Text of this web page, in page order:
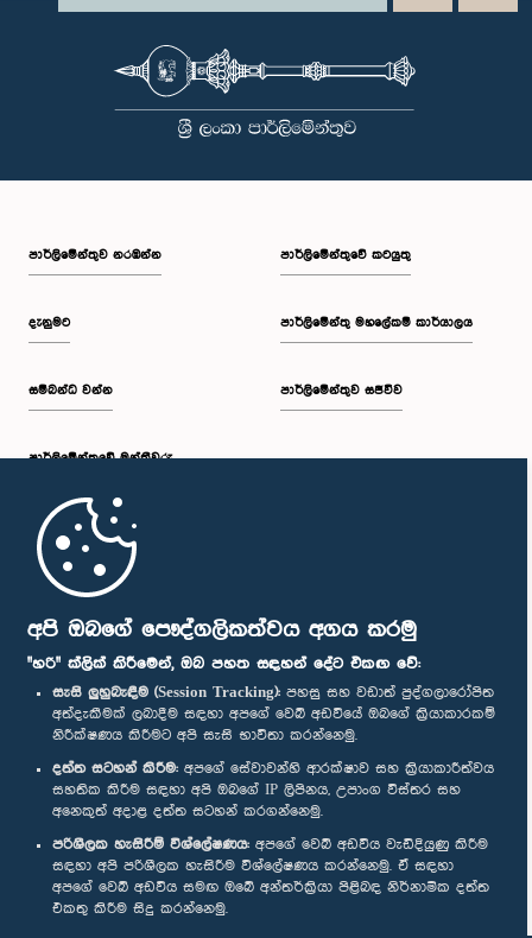
අපි ඔබගේ පෞද්ගලිකත්වය අගය කරමු
"හරි" ක්ලික් කිරීමෙන්, ඔබ පහත සඳහන් දේට එකඟ වේ:
සැසි ලුහුබැඳීම (Session Tracking): පහසු සහ වඩාත් පුද්ගලාරෝපිත
අත්දැකීමක් ලබාදීම සඳහා අපගේ වෙබ් අඩවියේ ඔබගේ ක්‍රියාකාරකම්
නිරීක්ෂණය කිරීමට අපි සැසි භාවිතා කරන්නෙමු.
දත්ත සටහන් කිරීම: අපගේ සේවාවන්හි ආරක්ෂාව සහ ක්‍රියාකාරීත්වය
සහතික කිරීම සඳහා අපි ඔබගේ IP ලිපිනය, උපාංග විස්තර සහ
අනෙකුත් අදාළ දත්ත සටහන් කරගන්නෙමු.
පරිශීලක හැසිරීම් විශ්ලේෂණය: අපගේ වෙබ් අඩවිය වැඩිදියුණු කිරීම
සඳහා අපි පරිශීලක හැසිරීම විශ්ලේෂණය කරන්නෙමු. ඒ සඳහා
අපගේ වෙබ් අඩවිය සමඟ ඔබේ අන්තර්ක්‍රියා පිළිබඳ නිර්නාමික දත්ත
එකතු කිරීම සිදු කරන්නෙමු.
පාර්ලි‌මේන්තුව නරඹන්න
දැනුමට
සම්බන්ධ වන්න
පාර්ලි‌මේන්තුවේ මන්ත්‍රීවරු
මුල් පිටුව
පාර්ලිමේන්තුවේ කටයුතු
පාර්ලිමේන්තු මහලේකම් කාර්යාලය
පාර්ලිමේන්තුව සජීවීව
පාර්ලිමේන්තු ජංගම යෙදුම
අප හා සම්බන්ධ වී සිටින්න :
සම්මාන
පෞද්ගලිකත්ව ප්‍රතිපත්තිය